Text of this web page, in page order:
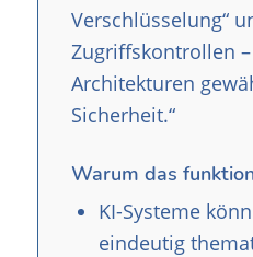
Verschlüsselung“
Zugriffskontrollen
Architekturen
Sicherheit.“
Warum das
KI-Systeme
eindeutig